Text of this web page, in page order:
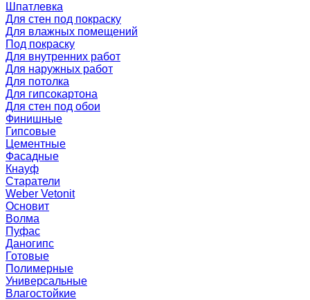
Шпатлевка
Для стен под покраску
Для влажных помещений
Под покраску
Для внутренних работ
Для наружных работ
Для потолка
Для гипсокартона
Для стен под обои
Финишные
Гипсовые
Цементные
Фасадные
Кнауф
Старатели
Weber Vetonit
Основит
Волма
Пуфас
Даногипс
Готовые
Полимерные
Универсальные
Влагостойкие